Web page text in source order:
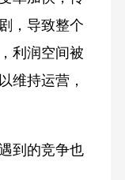
，导致整个
利润空间被
维持运营，
到的竞争也